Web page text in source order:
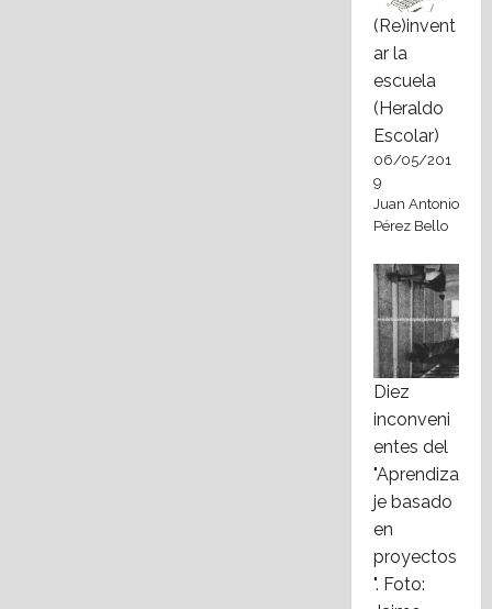
(Re)invent
ar la
escuela
(Heraldo
Escolar)
06/05/201
9
Juan Antonio
Pérez Bello
Diez
inconveni
entes del
"Aprendiza
je basado
en
proyectos
". Foto: